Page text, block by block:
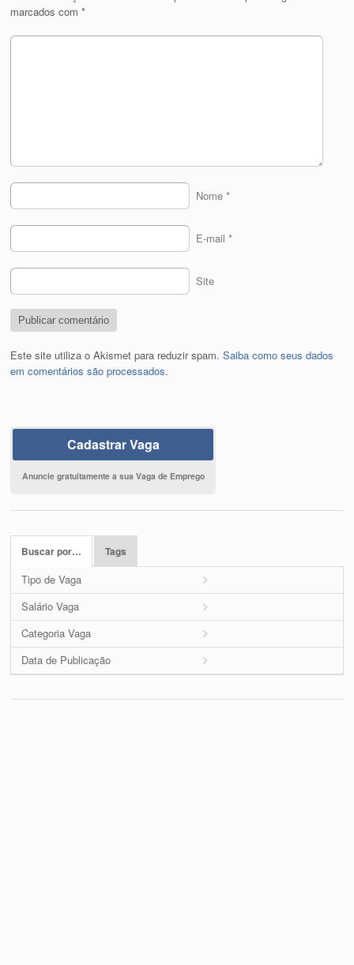
marcados com*
Nome *
E-mail *
Site
Este site utiliza o Akismet para reduzir spam.Saiba como seus dados
em comentários são processados.
Cadastrar Vaga
Anuncie gratuitamente a sua Vaga de Emprego
Buscar por… Tags
Tipo de Vaga
Salário Vaga
Categoria Vaga
Data de Publicação